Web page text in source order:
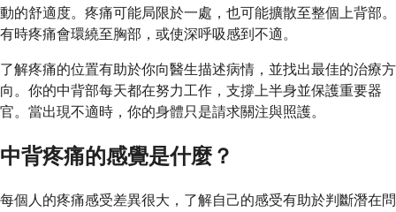
動的舒適度。疼痛可能局限於一處，也可能擴散至整個上背部。
有時疼痛會環繞至胸部，或使深呼吸感到不適。
了解疼痛的位置有助於你向醫生描述病情，並找出最佳的治療方
向。你的中背部每天都在努力工作，支撐上半身並保護重要器
官。當出現不適時，你的身體只是請求關注與照護。
中背疼痛的感覺是什麼？
每個人的疼痛感受差異很大，了解自己的感受有助於判斷潛在問